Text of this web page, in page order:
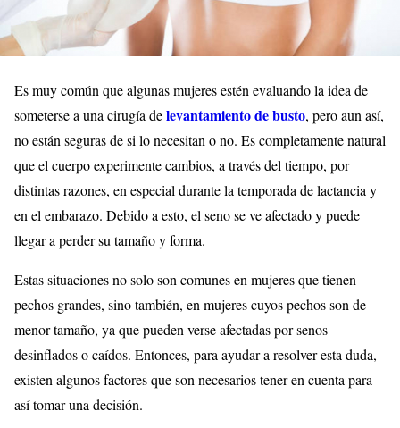
Es muy común que algunas mujeres estén evaluando la idea de
someterse a una cirugía delevantamiento de busto, pero aun así,
no están seguras de si lo necesitan o no. Es completamente natural
que el cuerpo experimente cambios, a través del tiempo, por
distintas razones, en especial durante la temporada de lactancia y
en el embarazo. Debido a esto, el seno se ve afectado y puede
llegar a perder su tamaño y forma.
Estas situaciones no solo son comunes en mujeres que tienen
pechos grandes, sino también, en mujeres cuyos pechos son de
menor tamaño, ya que pueden verse afectadas por senos
desinflados o caídos. Entonces, para ayudar a resolver esta duda,
existen algunos factores que son necesarios tener en cuenta para
así tomar una decisión.